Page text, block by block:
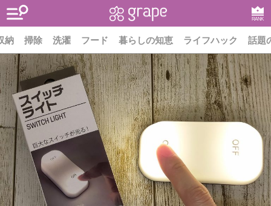
RANK
納 掃除 洗濯 フード 暮らしの知恵 ライフハック 話題